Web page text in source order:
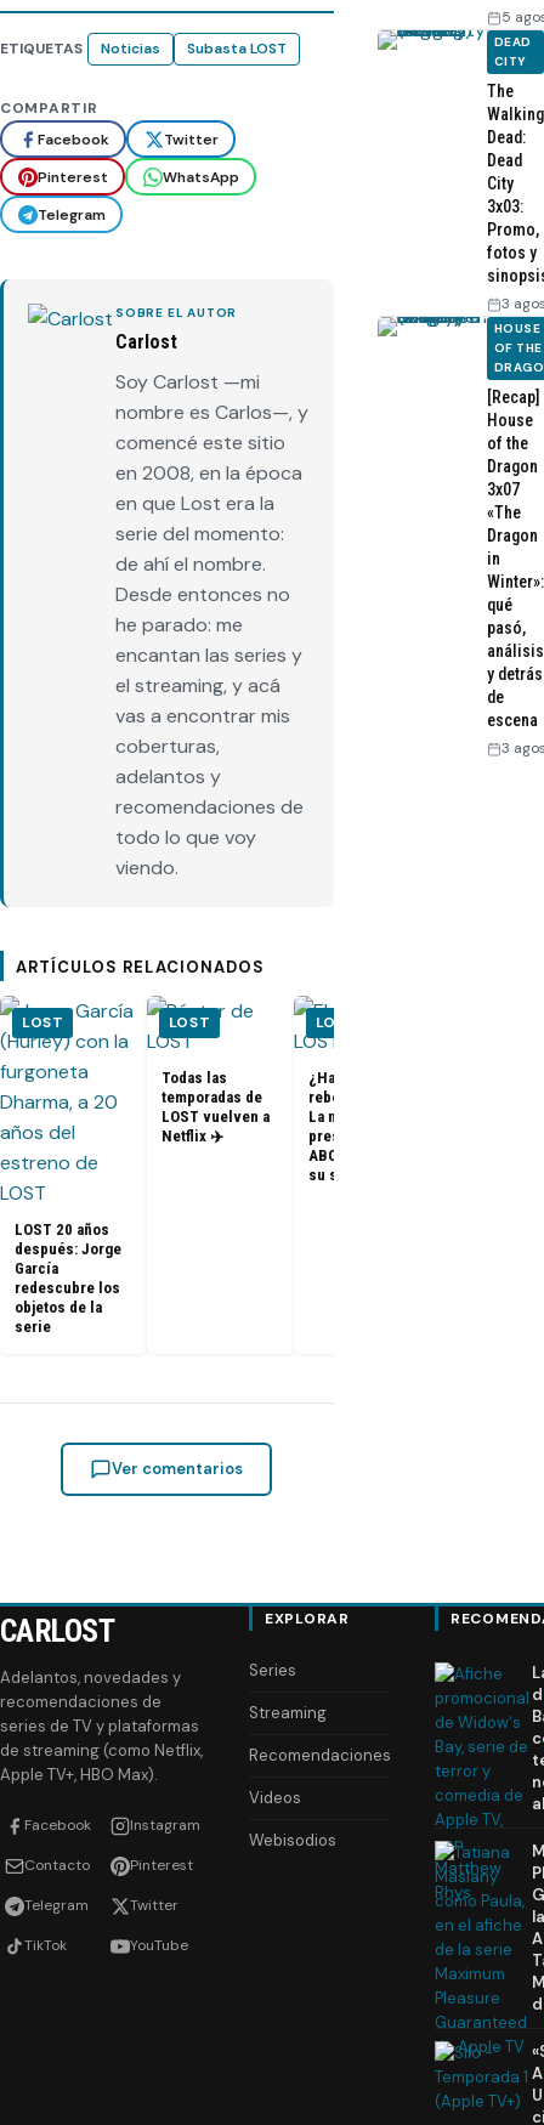
ETIQUETAS Noticias Subasta LOST
COMPARTIR
Facebook
Twitter
Pinterest
WhatsApp
Telegram
SOBRE EL AUTOR
Carlost
Soy Carlost —mi
nombre es Carlos—, y
comencé este sitio
en 2008, en la época
en que Lost era la
serie del momento:
de ahí el nombre.
Desde entonces no
he parado: me
encantan las series y
el streaming, y acá
vas a encontrar mis
coberturas,
adelantos y
recomendaciones de
todo lo que voy
viendo.
ARTÍCULOS RELACIONADOS
LOST
LOST 20 años
después: Jorge
García
redescubre los
objetos de la
serie
LOST
Todas las
temporadas de
LOST vuelven a
Netflix ✈️
LOST
¿Habrá un
reboot de Lost?
La nueva
presidenta de
ABC dice que es
su sueño
Ver comentarios
5
DEAD
CITY
The
Walking
Dead:
Dead
City
3x03:
Promo,
fotos y
3
HOUSE
OF THE
[Recap]
House
of the
Dragon
3x07
«The
Dragon
in
Winter»:
qué
pasó,
análisis
y detrás
de
escena
3
CARLOST
Adelantos, novedades y
recomendaciones de
series de TV y plataformas
de streaming (como Netflix,
Apple TV+, HBO Max).
Facebook Instagram
Contacto Pinterest
Telegram Twitter
TikTok YouTube
EXPLORAR
Series
Streaming
Recomendaciones
Videos
Webisodios